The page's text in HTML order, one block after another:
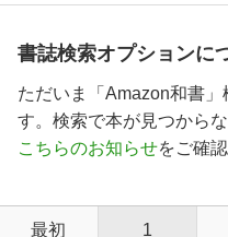
書誌検索オプションに
ただいま「Amazon和書
す。検索で本が見つから
こちらのお知らせをご確
最初 1